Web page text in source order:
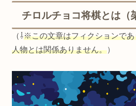
チロルチョコ将棋とは（
（⇩※この文章はフィクションで
人物とは関係ありません。）